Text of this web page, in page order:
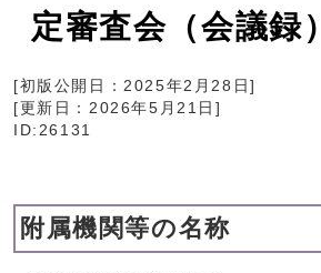
定審査会（会議録）
[初版公開日：2025年2月28日]
[更新日： 2026年5月21日 ]
ID:26131
附属機関等の名称